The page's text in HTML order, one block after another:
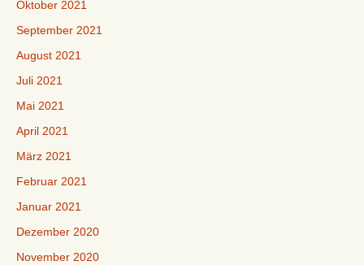
Oktober 2021
September 2021
August 2021
Juli 2021
Mai 2021
April 2021
März 2021
Februar 2021
Januar 2021
Dezember 2020
November 2020